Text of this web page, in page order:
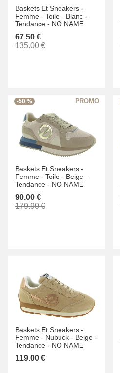
Baskets Et Sneakers -
Femme - Toile - Blanc -
Tendance - NO NAME
67.50 €
135.00 €
-50 %
Baskets Et Sneakers -
Femme - Toile - Beige -
Tendance - NO NAME
90.00 €
179.90 €
Baskets Et Sneakers -
Femme - Nubuck - Beige -
Tendance - NO NAME
119.00 €